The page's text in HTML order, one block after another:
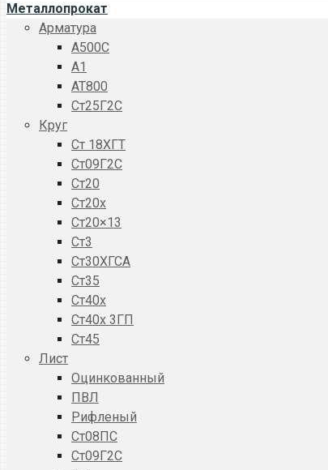
Металлопрокат
Арматура
A500C
А1
АТ800
Ст25Г2С
Круг
Ст 18ХГТ
Ст09Г2С
Ст20
Ст20x
Ст20×13
Ст3
Ст30ХГСА
Ст35
Ст40х
Ст40х 3ГП
Ст45
Лист
Оцинкованный
ПВЛ
Рифленый
Ст08ПС
Ст09Г2С